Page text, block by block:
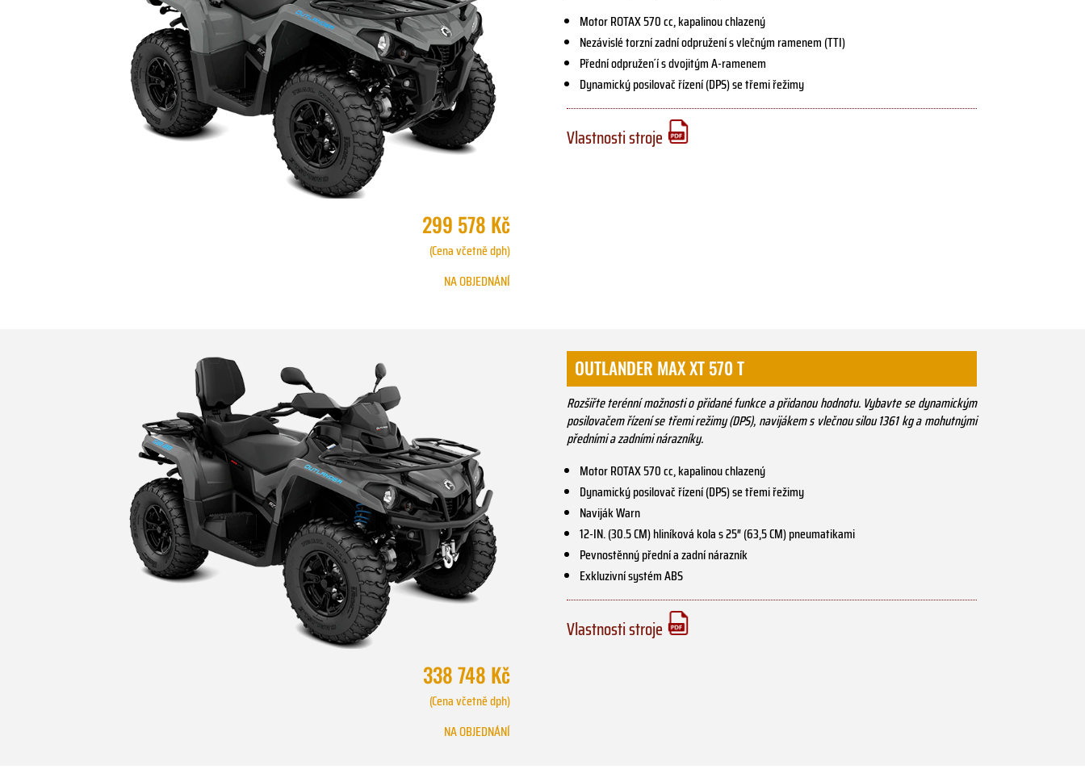
299 578 Kč
(Cena včetně dph)
NA OBJEDNÁNÍ
Motor ROTAX 570 cc, kapalinou chlazený
Nezávislé torzní zadní odpružení s vlečným ramenem (TTI)
Přední odpružen´í s dvojitým A-ramenem
Dynamický posilovač řízení (DPS) se třemi řežimy
Vlastnosti stroje
338 748 Kč
(Cena včetně dph)
NA OBJEDNÁNÍ
OUTLANDER MAX XT 570 T
Rozšiřte terénní možnosti o přidané funkce a přidanou hodnotu. Vybavte se dynamickým
posilovačem řízení se třemi režimy (DPS), navijákem s vlečnou silou 1361 kg a mohutnými
předními a zadními nárazníky.
Motor ROTAX 570 cc, kapalinou chlazený
Dynamický posilovač řízení (DPS) se třemi řežimy
Naviják Warn
12-IN. (30.5 CM) hliníková kola s 25″ (63,5 CM) pneumatikami
Pevnostěnný přední a zadní nárazník
Exkluzivní systém ABS
Vlastnosti stroje